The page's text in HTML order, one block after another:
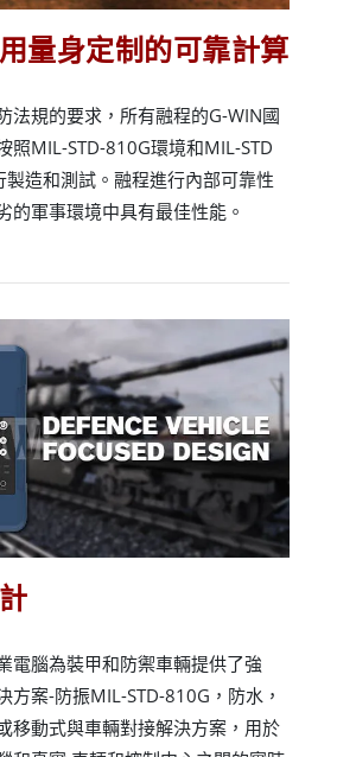
量身定制的可靠計算
法規的要求，所有融程的G-WIN國
照MIL-STD-810G環境和MIL-STD
製造和測試。融程進行內部可靠性
的軍事環境中具有最佳性能。
電腦為裝甲和防禦車輛提供了強
方案-防振MIL-STD-810G，防水，
移動式與車輛對接解決方案，用於